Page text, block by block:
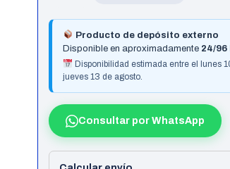
Asus
Rog
Strix
360
Argb
Producto de depósito externo
Disponible en aproximadamente 24/96
Disponibilidad estimada entre el lunes
jueves 13 de agosto.
Consultar por WhatsApp